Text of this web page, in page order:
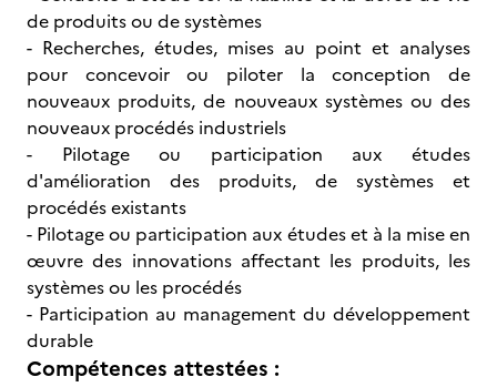
de produits ou de systèmes
- Recherches, études, mises au point et analyses
pour concevoir ou piloter la conception de
nouveaux produits, de nouveaux systèmes ou des
nouveaux procédés industriels
- Pilotage ou participation aux études
d'amélioration des produits, de systèmes et
procédés existants
- Pilotage ou participation aux études et à la mise en
œuvre des innovations affectant les produits, les
systèmes ou les procédés
- Participation au management du développement
durable
Compétences attestées :